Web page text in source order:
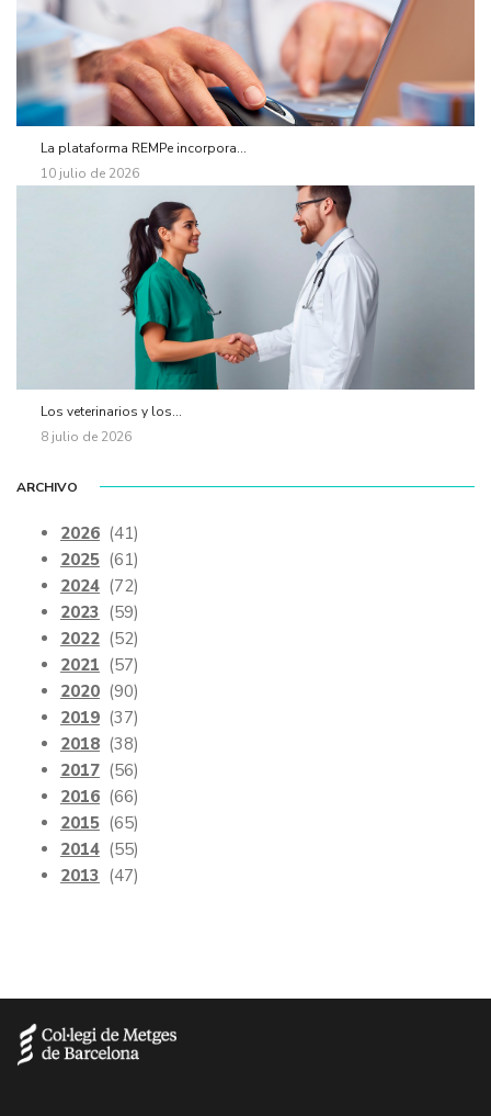
La plataforma REMPe incorpora...
10 julio de 2026
Los veterinarios y los...
8 julio de 2026
ARCHIVO
2026 (41)
2025 (61)
2024 (72)
2023 (59)
2022 (52)
2021 (57)
2020 (90)
2019 (37)
2018 (38)
2017 (56)
2016 (66)
2015 (65)
2014 (55)
2013 (47)